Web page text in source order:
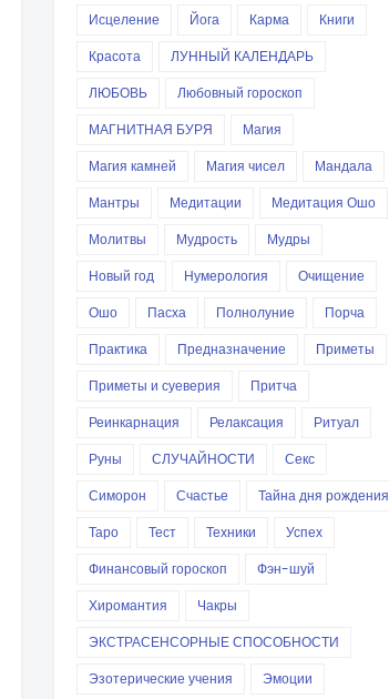
Исцеление
Йога Карма
Книги
Красота
ЛУННЫЙ КАЛЕНДАРЬ
ЛЮБОВЬ
Любовный гороскоп
МАГНИТНАЯ БУРЯ
Магия
Магия камней
Магия чисел
Мандала
Мантры
Медитации
Медитация Ошо
Молитвы
Мудрость
Мудры
Новый год
Нумерология
Очищение
Ошо
Пасха Полнолуние
Порча
Практика
Предназначение
Приметы
Приметы и суеверия
Притча
Реинкарнация
Релаксация
Ритуал
Руны
СЛУЧАЙНОСТИ
Секс
Симорон
Счастье
Тайна дня рождения
Таро
Тест Техники
Успех
Финансовый гороскоп
Фэн-шуй
Хиромантия
Чакры
ЭКСТРАСЕНСОРНЫЕ СПОСОБНОСТИ
Эзотерические учения
Эмоции